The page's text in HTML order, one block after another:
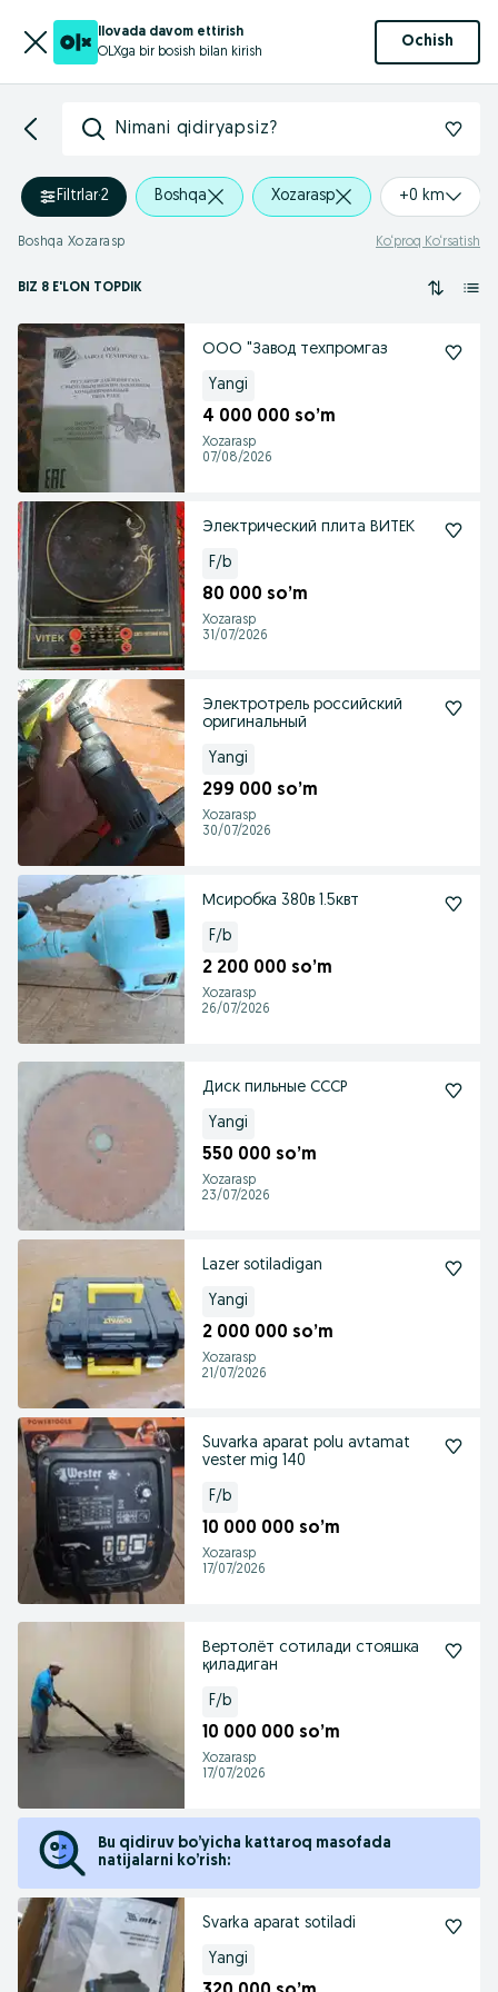
Ilovada davom ettirish
OLXga bir bosish bilan kirish
Ochish
Nimani qidiryapsiz?
Filtrlar·2 Boshqa Xozarasp +0 km
Boshqa Xozarasp Ko‘proq Ko‘rsatish
BIZ 8 E'LON TOPDIK
ООО "Завод техпромгаз
Yangi
4 000 000 so’m
Xozarasp
07/08/2026
Электрический плита ВИТЕК
F/b
80 000 so’m
Xozarasp
31/07/2026
Электротрель российский
оригинальный
Yangi
299 000 so’m
Xozarasp
30/07/2026
Мсиробка 380в 1.5квт
F/b
2 200 000 so’m
Xozarasp
26/07/2026
Диск пильные СССР
Yangi
550 000 so’m
Xozarasp
23/07/2026
Lazer sotiladigan
Yangi
2 000 000 so’m
Xozarasp
21/07/2026
Suvarka aparat polu avtamat
vester mig 140
F/b
10 000 000 so’m
Xozarasp
17/07/2026
Вертолёт сотилади стояшка
қиладиган
F/b
10 000 000 so’m
Xozarasp
17/07/2026
Bu qidiruv bo’yicha kattaroq masofada
natijalarni ko’rish:
Svarka aparat sotiladi
Yangi